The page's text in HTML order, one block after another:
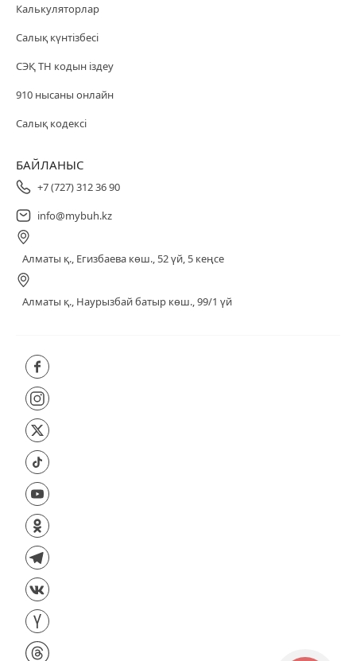
Калькуляторлар
Салық күнтізбесі
СЭҚ ТН кодын іздеу
910 нысаны онлайн
Салық кодексі
БАЙЛАНЫС
+7 (727) 312 36 90
info@mybuh.kz
Алматы қ., Егизбаева көш., 52 үй, 5 кеңсе
Алматы қ., Наурызбай батыр көш., 99/1 үй